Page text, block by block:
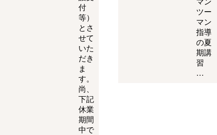
付
等）
とさ
せて
いた
だき
ま
す。
尚、
下記
休業
期間
中で
マン
ツー
マン
指導
の夏
期講
習
…